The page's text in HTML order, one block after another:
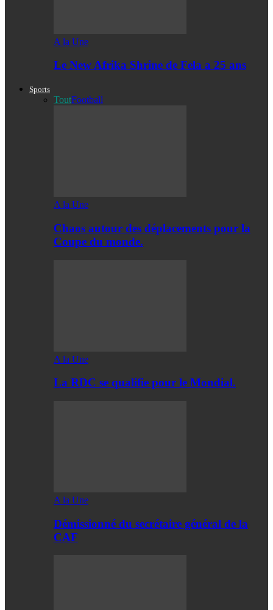
A la Une
Le New Afrika Shrine de Fela a 25 ans
Sports
ToutFootball
A la Une
Chaos autour des déplacements pour la
Coupe du monde.
A la Une
La RDC se qualifie pour le Mondial.
A la Une
Démissionné du secrétaire général de la
CAF